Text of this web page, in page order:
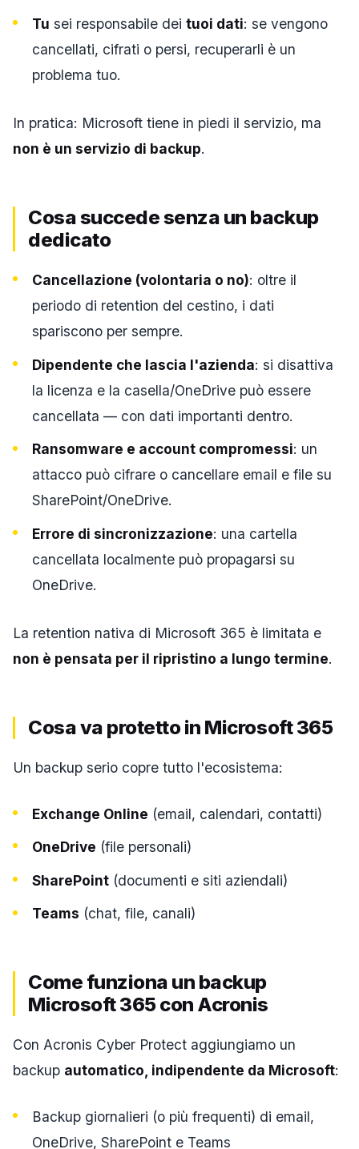
Tu sei responsabile dei tuoi dati: se vengono
cancellati, cifrati o persi, recuperarli è un
problema tuo.
In pratica: Microsoft tiene in piedi il servizio, ma
non è un servizio di backup.
Cosa succede senza un backup
dedicato
Cancellazione (volontaria o no): oltre il
periodo di retention del cestino, i dati
spariscono per sempre.
Dipendente che lascia l'azienda: si disattiva
la licenza e la casella/OneDrive può essere
cancellata — con dati importanti dentro.
Ransomware e account compromessi: un
attacco può cifrare o cancellare email e file su
SharePoint/OneDrive.
Errore di sincronizzazione: una cartella
cancellata localmente può propagarsi su
OneDrive.
La retention nativa di Microsoft 365 è limitata e
non è pensata per il ripristino a lungo termine.
Cosa va protetto in Microsoft 365
Un backup serio copre tutto l'ecosistema:
Exchange Online (email, calendari, contatti)
OneDrive (file personali)
SharePoint (documenti e siti aziendali)
Teams (chat, file, canali)
Come funziona un backup
Microsoft 365 con Acronis
Con Acronis Cyber Protect aggiungiamo un
backup automatico, indipendente da Microsoft:
Backup giornalieri (o più frequenti) di email,
OneDrive, SharePoint e Teams